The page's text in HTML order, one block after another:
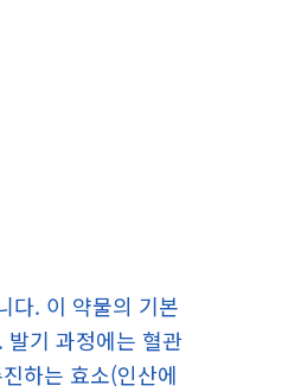
다. 이 약물의 기본
기 과정에는 혈관
하는 효소(인산에